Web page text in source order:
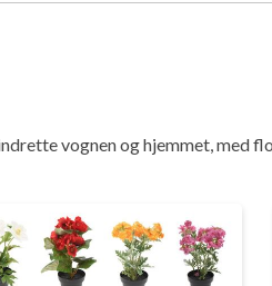
vognen og hjemmet, med